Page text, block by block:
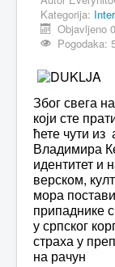
Kategorija:
Objavljeno
Pogodaka:
Због свега
који сте
ћете чути из
Владимира
идентитет и
верском,
мора
припаднике
у српског
страха у
на рачун